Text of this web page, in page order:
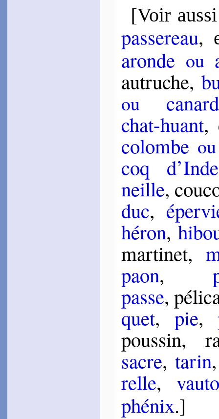
[Voir aussi
pas­se­reau,
aronde ou
au­truche,
ouca­nard
chat-huant,
co­lombe ou
coq d’Inde
neille,
duc,
hé­ron,
mar­ti­net,
paon,
passe,
quet,pie,
pous­sin,
sacre, ta­rin
relle,
phé­nix.]